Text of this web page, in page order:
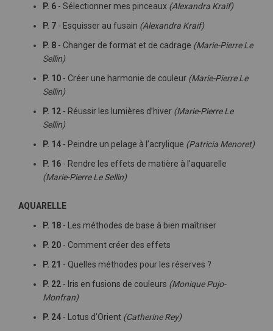
P. 6 - Sélectionner mes pinceaux (Alexandra Kraif)
P. 7 - Esquisser au fusain (Alexandra Kraif)
P. 8 - Changer de format et de cadrage (Marie-Pierre Le
Sellin)
P. 10 - Créer une harmonie de couleur (Marie-Pierre Le
Sellin)
P. 12 - Réussir les lumières d’hiver (Marie-Pierre Le
Sellin)
P. 14 - Peindre un pelage à l’acrylique (Patricia Menoret)
P. 16 - Rendre les effets de matière à l’aquarelle
(Marie-Pierre Le Sellin)
AQUARELLE
P. 18 - Les méthodes de base à bien maîtriser
P. 20 - Comment créer des effets
P. 21 - Quelles méthodes pour les réserves ?
P. 22 - Iris en fusions de couleurs (Monique Pujo-
Monfran)
P. 24 - Lotus d’Orient (Catherine Rey)